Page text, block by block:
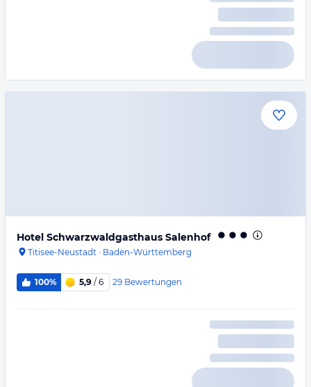
Hotel Schwarzwaldgasthaus Salenhof
Titisee-Neustadt · Baden-Württemberg
100% 5,9 / 6 29 Bewertungen